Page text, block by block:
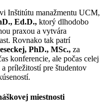
Inštitútu manažmentu UCM,
Ed.D., ktorý dlhodobo
praxou a vytvára
Rovnako tak patrí
PhD., MSc., za
konferencie, ale počas celej
príležitostí pre študentov
miestnosti